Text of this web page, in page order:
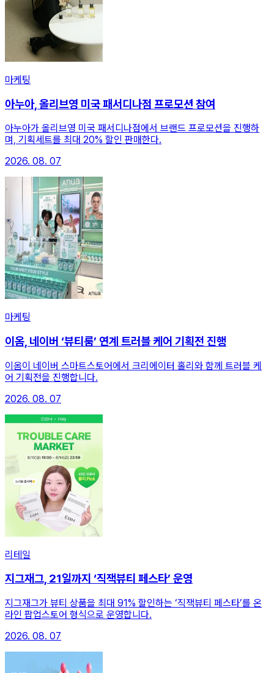
마케팅
아누아, 올리브영 미국 패서디나점 프로모션 참여
아누아가 올리브영 미국 패서디나점에서 브랜드 프로모션을 진행하
며, 기획세트를 최대 20% 할인 판매한다.
2026. 08. 07
마케팅
이옴, 네이버 ‘뷰티룸’ 연계 트러블 케어 기획전 진행
이옴이 네이버 스마트스토어에서 크리에이터 홀리와 함께 트러블 케
어 기획전을 진행합니다.
2026. 08. 07
리테일
지그재그, 21일까지 ‘직잭뷰티 페스타’ 운영
지그재그가 뷰티 상품을 최대 91% 할인하는 ‘직잭뷰티 페스타’를 온
라인 팝업스토어 형식으로 운영합니다.
2026. 08. 07